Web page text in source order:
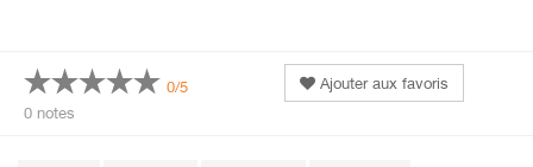
0/5
Ajouter aux favoris
0 notes